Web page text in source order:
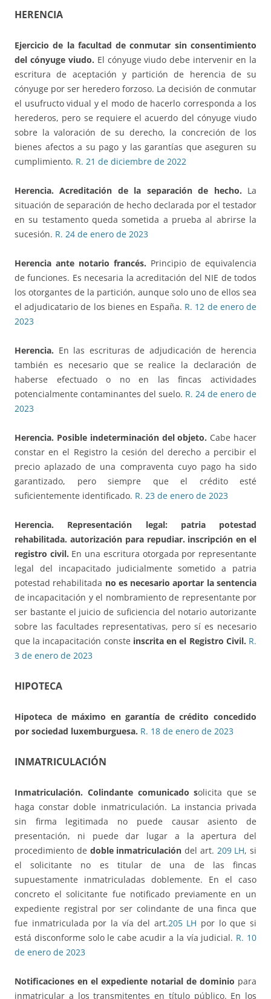
HERENCIA
Ejercicio de la facultad de conmutar sin consentimiento
del cónyuge viudo. El cónyuge viudo debe intervenir en la
escritura de aceptación y partición de herencia de su
cónyuge por ser heredero forzoso. La decisión de conmutar
el usufructo vidual y el modo de hacerlo corresponda a los
herederos, pero se requiere el acuerdo del cónyuge viudo
sobre la valoración de su derecho, la concreción de los
bienes afectos a su pago y las garantías que aseguren su
cumplimiento. R. 21 de diciembre de 2022
Herencia. Acreditación de la separación de hecho. La
situación de separación de hecho declarada por el testador
en su testamento queda sometida a prueba al abrirse la
sucesión. R. 24 de enero de 2023
Herencia ante notario francés. Principio de equivalencia
de funciones. Es necesaria la acreditación del NIE de todos
los otorgantes de la partición, aunque solo uno de ellos sea
el adjudicatario de los bienes en España. R. 12 de enero de
2023
Herencia. En las escrituras de adjudicación de herencia
también es necesario que se realice la declaración de
haberse efectuado o no en las fincas actividades
potencialmente contaminantes del suelo. R. 24 de enero de
2023
Herencia. Posible indeterminación del objeto. Cabe hacer
constar en el Registro la cesión del derecho a percibir el
precio aplazado de una compraventa cuyo pago ha sido
garantizado, pero siempre que el crédito esté
suficientemente identificado. R. 23 de enero de 2023
Herencia. Representación legal: patria potestad
rehabilitada. autorización para repudiar. inscripción en el
registro civil. En una escritura otorgada por representante
legal del incapacitado judicialmente sometido a patria
potestad rehabilitada no es necesario aportar la sentencia
de incapacitación y el nombramiento de representante por
ser bastante el juicio de suficiencia del notario autorizante
sobre las facultades representativas, pero sí es necesario
que la incapacitación conste inscrita en el Registro Civil. R.
3 de enero de 2023
HIPOTECA
Hipoteca de máximo en garantía de crédito concedido
por sociedad luxemburguesa. R. 18 de enero de 2023
INMATRICULACIÓN
Inmatriculación. Colindante comunicado solicita que se
haga constar doble inmatriculación. La instancia privada
sin firma legitimada no puede causar asiento de
presentación, ni puede dar lugar a la apertura del
procedimiento de doble inmatriculación del art. 209 LH, si
el solicitante no es titular de una de las fincas
supuestamente inmatriculadas doblemente. En el caso
concreto el solicitante fue notificado previamente en un
expediente registral por ser colindante de una finca que
fue inmatriculada por la vía del art.205 LH por lo que si
está disconforme solo le cabe acudir a la vía judicial. R. 10
de enero de 2023
Notificaciones en el expediente notarial de dominio para
inmatricular a los transmitentes en título público. En los